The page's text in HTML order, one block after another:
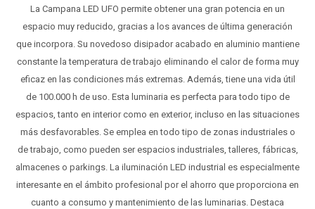
La Campana LED UFO permite obtener una gran potencia en un
espacio muy reducido, gracias a los avances de última generación
que incorpora. Su novedoso disipador acabado en aluminio mantiene
constante la temperatura de trabajo eliminando el calor de forma muy
eficaz en las condiciones más extremas. Además, tiene una vida útil
de 100.000 h de uso. Esta luminaria es perfecta para todo tipo de
espacios, tanto en interior como en exterior, incluso en las situaciones
más desfavorables. Se emplea en todo tipo de zonas industriales o
de trabajo, como pueden ser espacios industriales, talleres, fábricas,
almacenes o parkings. La iluminación LED industrial es especialmente
interesante en el ámbito profesional por el ahorro que proporciona en
cuanto a consumo y mantenimiento de las luminarias. Destaca